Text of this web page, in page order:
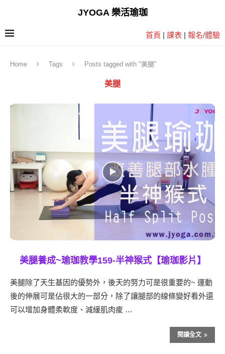
JYOGA 樂活瑜珈
首頁 | 課表 | 報名/體驗
Home Tags Posts tagged with "美腿"
美腿
美腿養成~瑜珈教學159-半神猴式【瑜珈影片】
美腿除了天生基因的優勢外，後天的努力可是很重要的~ 運動
後的伸展可是佔很大的一部分，除了讓腿部的線條變好看外還
可以增加身體柔軟度、減緩肌肉痠 …
閱讀全文